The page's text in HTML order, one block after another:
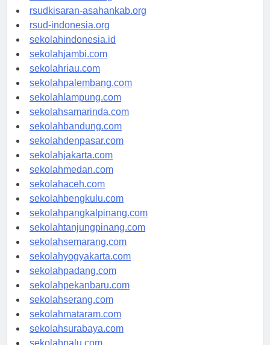
rsud-natunakab.org
rsudkisaran-asahankab.org
rsud-indonesia.org
sekolahindonesia.id
sekolahjambi.com
sekolahriau.com
sekolahpalembang.com
sekolahlampung.com
sekolahsamarinda.com
sekolahbandung.com
sekolahdenpasar.com
sekolahjakarta.com
sekolahmedan.com
sekolahaceh.com
sekolahbengkulu.com
sekolahpangkalpinang.com
sekolahtanjungpinang.com
sekolahsemarang.com
sekolahyogyakarta.com
sekolahpadang.com
sekolahpekanbaru.com
sekolahserang.com
sekolahmataram.com
sekolahsurabaya.com